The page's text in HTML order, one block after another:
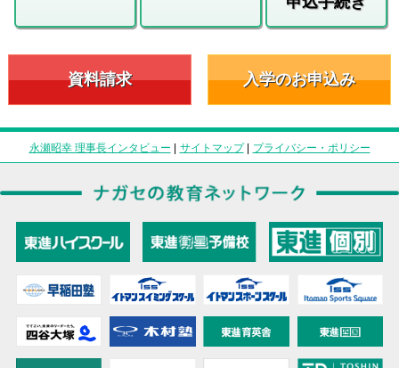
資料請求 入学のお申込み
永瀬昭幸 理事長インタビュー | サイトマップ| プライバシー・ポリシー